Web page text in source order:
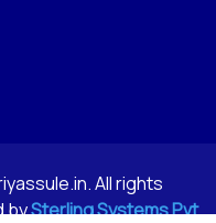
All rights
bySterling Systems Pvt.